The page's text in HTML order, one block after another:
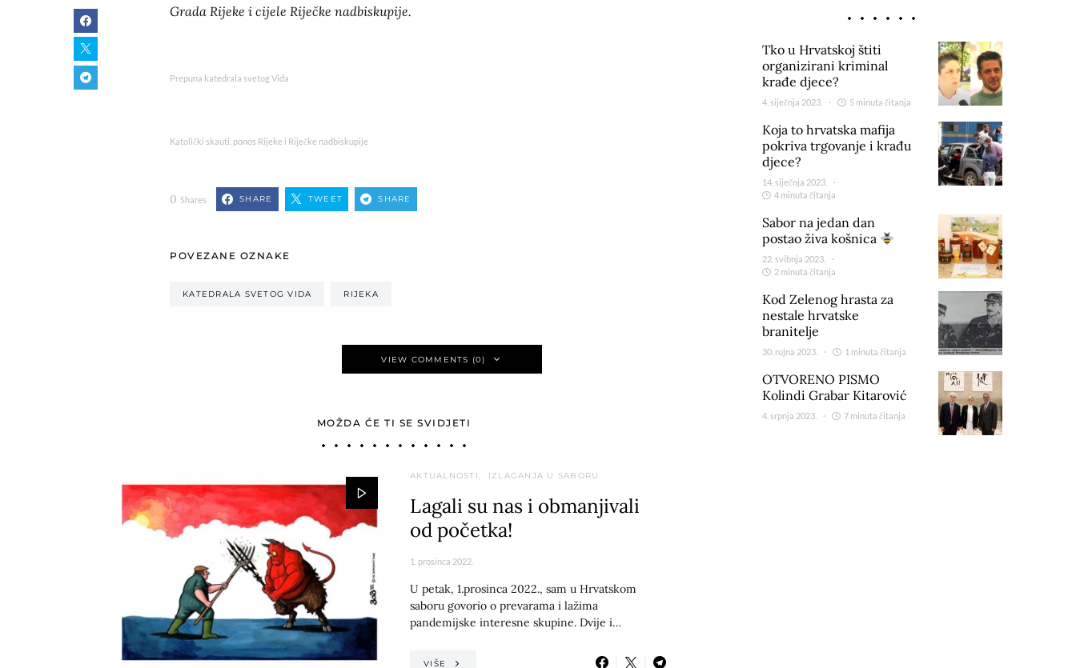
Grada Rijeke i cijele Riječke nadbiskupije.
Prepuna katedrala svetog Vida
Katolički skauti, ponos Rijeke i Riječke nadbiskupije
0 Shares SHARE TWEET SHARE
POVEZANE OZNAKE
KATEDRALA SVETOG VIDA RIJEKA
VIEW COMMENTS (0)
MOŽDA ĆE TI SE SVIDJETI
AKTUALNOSTI IZLAGANJA U SABORU
Lagali su nas i obmanjivali
od početka!
1. prosinca 2022.
U petak, 1.prosinca 2022., sam u Hrvatskom
saboru govorio o prevarama i lažima
pandemijske interesne skupine. Dvije i…
VIŠE
Tko u Hrvatskoj štiti
organizirani kriminal
krađe djece?
4. siječnja 2023. 5 minuta čitanja
Koja to hrvatska mafija
pokriva trgovanje i krađu
djece?
14. siječnja 2023.
4 minuta čitanja
Sabor na jedan dan
postao živa košnica
22. svibnja 2023.
2 minuta čitanja
Kod Zelenog hrasta za
nestale hrvatske
branitelje
30. rujna 2023. 1 minuta čitanja
OTVORENO PISMO
Kolindi Grabar Kitarović
4. srpnja 2023. 7 minuta čitanja